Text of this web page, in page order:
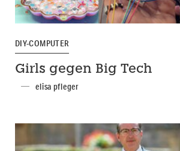
DIY-COMPUTER
Girls gegen Big Tech
elisa pfleger